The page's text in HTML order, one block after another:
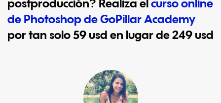
postproducción? Realiza elcurso online
de Photoshop de GoPillar Academy
por tan solo 59 usd en lugar de 249 usd